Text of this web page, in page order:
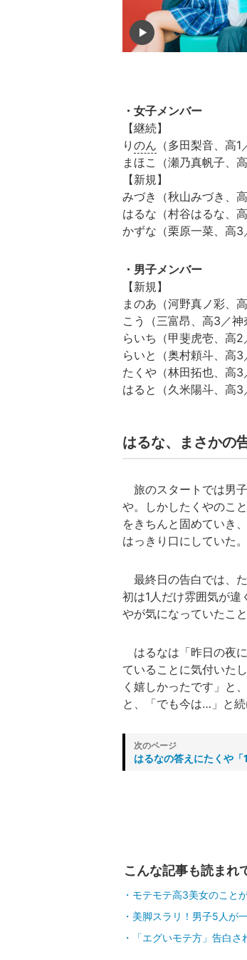
・女子メンバー
【継続】
り のん （多田梨音、高
まほこ（瀬乃真帆子、
【新規】
みづき（秋山みづき、
はるな（村谷はるな、
かずな（栗原一菜、高3
・男子メンバー
【新規】
まのあ（河野真ノ彩、
こう（三富昂、高3／神
らいち（甲斐虎壱、高2
らいと（奥村頼斗、高3
たくや（林田拓也、高3
はると（久米陽斗、高3
はるな、まさかの
旅のスタートでは男
や。しかしたくやのこ
をきちんと固めていき
はっきり口にしていた。
最終日の告白では、
初は1人だけ雰囲気が違
やが気になっていたこ
はるなは「昨日の夜
ていることに気付いた
く嬉しかったです」と
と、「でも今は…」と続
はるなの答えにたくや「
こんな記事も読まれ
モテモテ高3美女のこと
美脚スラリ！男子5人が
「エグいモテ方」告白